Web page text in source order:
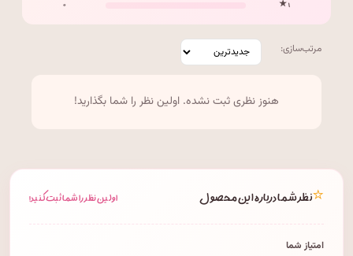
۱ ★
۰
مرتب‌سازی:
هنوز نظری ثبت نشده. اولین نظر را شما بگذارید!
⭐نظر شما درباره این محصول اولین نظر را شما ثبت کنید!
امتیاز شما